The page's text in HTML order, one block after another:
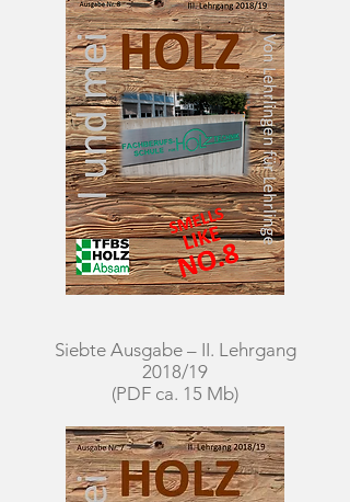
Siebte Ausgabe – II. Lehrgang
2018/19
(PDF ca. 15 Mb)